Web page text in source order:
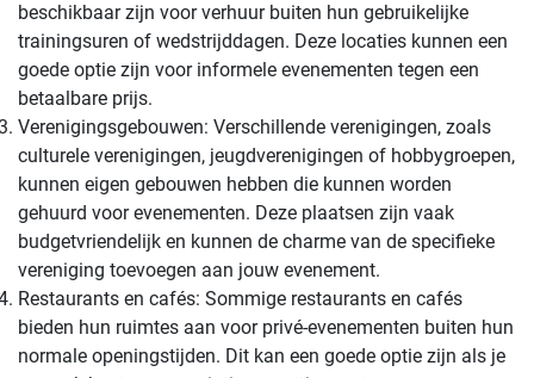
beschikbaar zijn voor verhuur buiten hun gebruikelijke
trainingsuren of wedstrijddagen. Deze locaties kunnen een
goede optie zijn voor informele evenementen tegen een
betaalbare prijs.
Verenigingsgebouwen: Verschillende verenigingen, zoals
culturele verenigingen, jeugdverenigingen of hobbygroepen,
kunnen eigen gebouwen hebben die kunnen worden
gehuurd voor evenementen. Deze plaatsen zijn vaak
budgetvriendelijk en kunnen de charme van de specifieke
vereniging toevoegen aan jouw evenement.
Restaurants en cafés: Sommige restaurants en cafés
bieden hun ruimtes aan voor privé-evenementen buiten hun
normale openingstijden. Dit kan een goede optie zijn als je